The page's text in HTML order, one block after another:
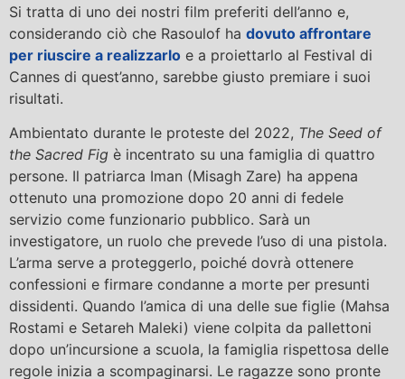
Si tratta di uno dei nostri film preferiti dell’anno e,
considerando ciò che Rasoulof ha dovuto affrontare
per riuscire a realizzarlo e a proiettarlo al Festival di
Cannes di quest’anno, sarebbe giusto premiare i suoi
risultati.
Ambientato durante le proteste del 2022, The Seed of
the Sacred Fig è incentrato su una famiglia di quattro
persone. Il patriarca Iman (Misagh Zare) ha appena
ottenuto una promozione dopo 20 anni di fedele
servizio come funzionario pubblico. Sarà un
investigatore, un ruolo che prevede l’uso di una pistola.
L’arma serve a proteggerlo, poiché dovrà ottenere
confessioni e firmare condanne a morte per presunti
dissidenti. Quando l’amica di una delle sue figlie (Mahsa
Rostami e Setareh Maleki) viene colpita da pallettoni
dopo un’incursione a scuola, la famiglia rispettosa delle
regole inizia a scompaginarsi. Le ragazze sono pronte